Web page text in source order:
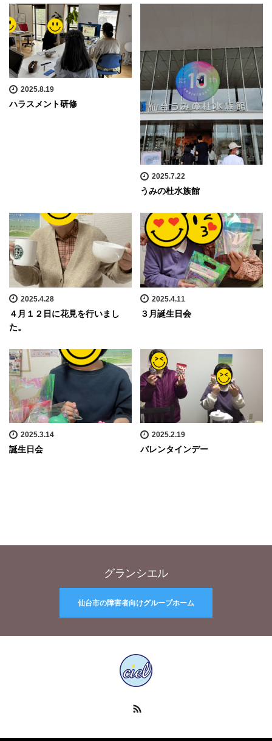
2025.8.19
ハラスメント研修
2025.7.22
うみの杜水族館
2025.4.28
４月１２日に花見を行いまし
た。
2025.4.11
３月誕生日会
2025.3.14
誕生日会
2025.2.19
バレンタインデー
グランシエル
仙台市の障害者向けグループホーム